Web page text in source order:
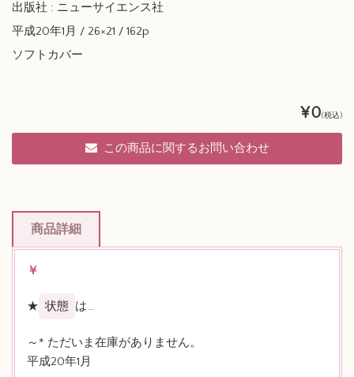
出版社 : ニューサイエンス社
平成20年1月 / 26×21 / 162p
ソフトカバー
¥0(税込)
この商品に関するお問い合わせ
商品詳細
￥
★ 状態 は…
～* ただいま在庫がありません。
平成20年1月